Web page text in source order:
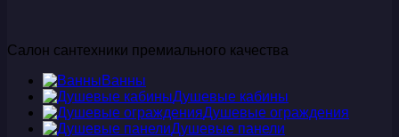
Салон сантехники премиального качества
Ванны
Душевые кабины
Душевые ограждения
Душевые панели